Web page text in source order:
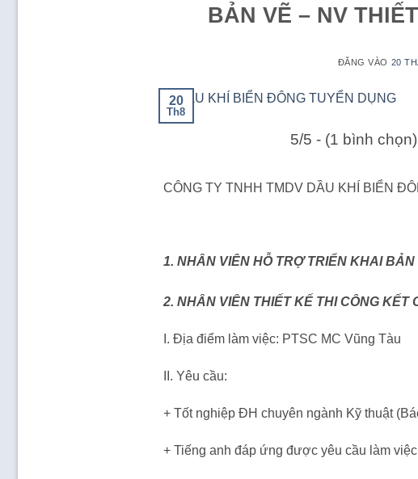
BẢN VẼ – NV
ĐĂNG VÀO 20
20
Th8
5/5 - (1 bình chọn)
CÔNG TY TNHH TMDV DẦU KHÍ BIỂN
1. NHÂN VIÊN HỖ TRỢ TRIỂN KHAI
2. NHÂN VIÊN THIẾT KẾ THI CÔNG KẾT
I. Địa điểm làm việc: PTSC MC Vũng Tàu
II. Yêu cầu:
+ Tốt nghiệp ĐH chuyên ngành Kỹ thuật
+ Tiếng anh đáp ứng được yêu cầu làm